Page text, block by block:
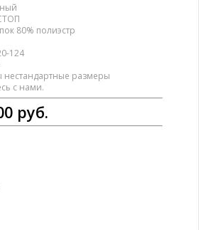
80% полиэстр
124
размеры
с нами.
руб.